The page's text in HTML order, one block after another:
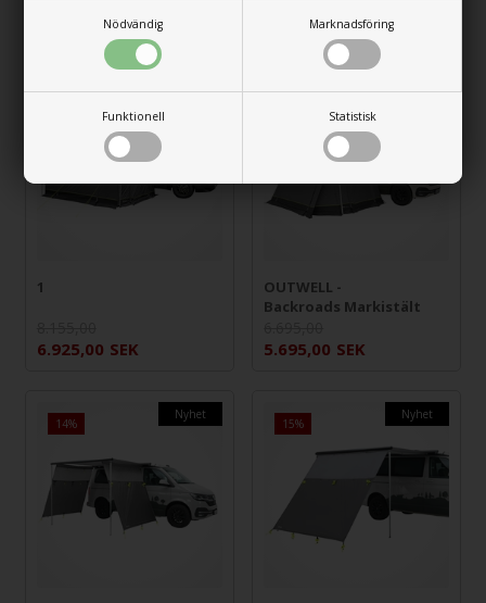
Nödvändig Marknadsföring
Funktionell Statistisk
SEK 1.785,00 SEK
15%
1
6.925,00 SEK
15%
OUTWELL -
Backroads Markistält
5.695,00 SEK
Nyhet
14%
Nyhet
15%